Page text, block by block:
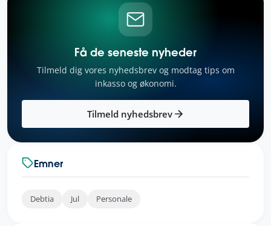
Få de seneste nyheder
Tilmeld dig vores nyhedsbrev og modtag tips om
inkasso og økonomi.
Tilmeld nyhedsbrev
Emner
Debtia Jul Personale